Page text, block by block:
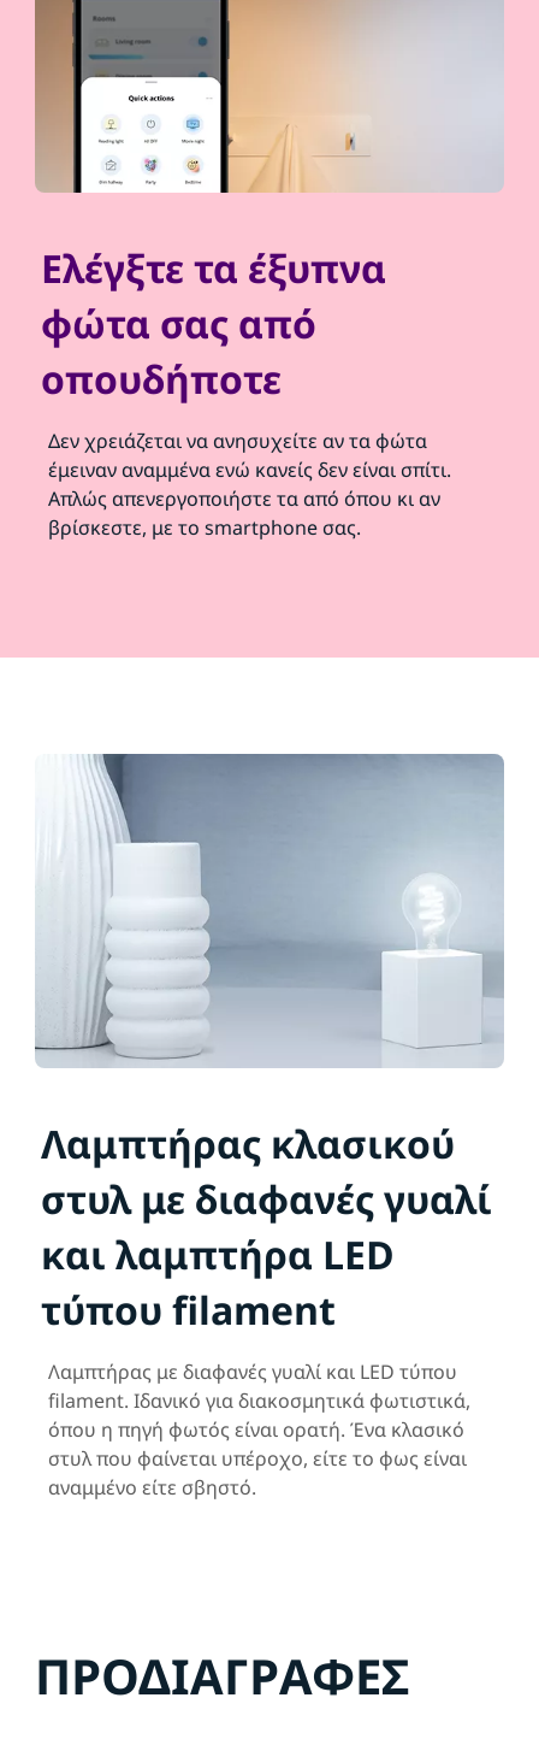
Ελέγξτε τα έξυπνα
φώτα σας από
οπουδήποτε
Δεν χρειάζεται να ανησυχείτε αν τα φώτα
έμειναν αναμμένα ενώ κανείς δεν είναι σπίτι.
Απλώς απενεργοποιήστε τα από όπου κι αν
βρίσκεστε, με το smartphone σας.
Λαμπτήρας κλασικού
στυλ με διαφανές γυαλί
και λαμπτήρα LED
τύπου filament
Λαμπτήρας με διαφανές γυαλί και LED τύπου
filament. Ιδανικό για διακοσμητικά φωτιστικά,
όπου η πηγή φωτός είναι ορατή. Ένα κλασικό
στυλ που φαίνεται υπέροχο, είτε το φως είναι
αναμμένο είτε σβηστό.
ΠΡΟΔΙΑΓΡΑΦΈΣ